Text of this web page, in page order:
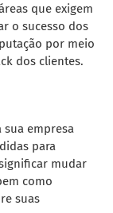
que exigem
o sucesso dos
por meio
dos clientes.
sua empresa
para
mudar
como
suas